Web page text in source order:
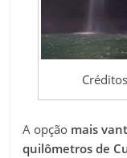
A opção mais
quilômetros de